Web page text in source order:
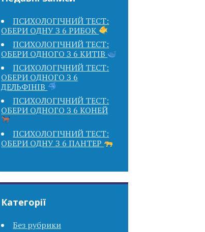
ПСИХОЛОГІЧНИЙ ТЕСТ:
ОБЕРИ ОДНУ З 6 РИБОК
ПСИХОЛОГІЧНИЙ ТЕСТ:
ОБЕРИ ОДНОГО З 6 КИТІВ
ПСИХОЛОГІЧНИЙ ТЕСТ:
ОБЕРИ ОДНОГО З 6
ДЕЛЬФІНІВ
ПСИХОЛОГІЧНИЙ ТЕСТ:
ОБЕРИ ОДНОГО З 6 КОНЕЙ
ПСИХОЛОГІЧНИЙ ТЕСТ:
ОБЕРИ ОДНУ З 6 ПАНТЕР
Категорії
Без рубрики